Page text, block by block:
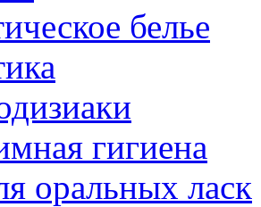
белье
гигиена
оральных ласк